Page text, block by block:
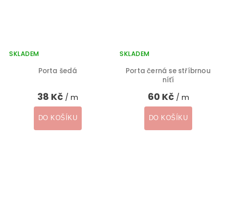
Porta šedá
SKLADEM
38 Kč / m
DO KOŠÍKU
Porta černá se stříbrnou
níťí
SKLADEM
60 Kč / m
DO KOŠÍKU